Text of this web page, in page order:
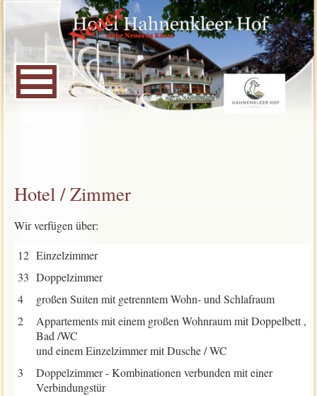
Hotel / Zimmer
Wir verfügen über:
12 Einzelzimmer
33 Doppelzimmer
4
großen Suiten mit getrenntem Wohn- und Schlafraum
2
Appartements mit einem großen Wohnraum mit Doppelbett ,
Bad /WC
und einem Einzelzimmer mit Dusche / WC
3
Doppelzimmer - Kombinationen verbunden mit einer
Verbindungstür